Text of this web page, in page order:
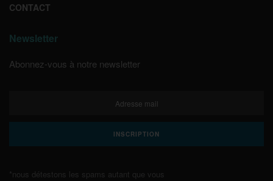
CONTACT
Newsletter
Abonnez-vous à notre newsletter
*nous détestons les spams autant que vous